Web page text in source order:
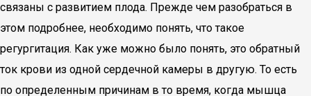
связаны с развитием плода. Прежде чем разобраться в
этом подробнее, необходимо понять, что такое
регургитация. Как уже можно было понять, это обратный
ток крови из одной сердечной камеры в другую. То есть
по определенным причинам в то время, когда мышца